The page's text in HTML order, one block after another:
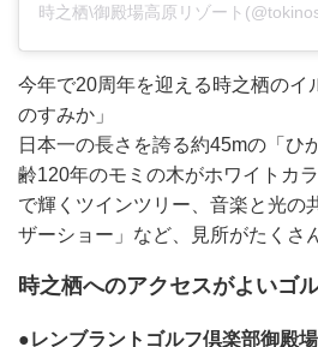
今年で20周年を迎える時之栖のイ
のすみか」
日本一の長さを誇る約45mの「ひ
齢120年のモミの木がホワイトカ
で輝くツインツリー、音楽と光の
ザーショー」など、見所がたくさ
時之栖へのアクセスがよいゴ
●レンブラントゴルフ倶楽部御殿場